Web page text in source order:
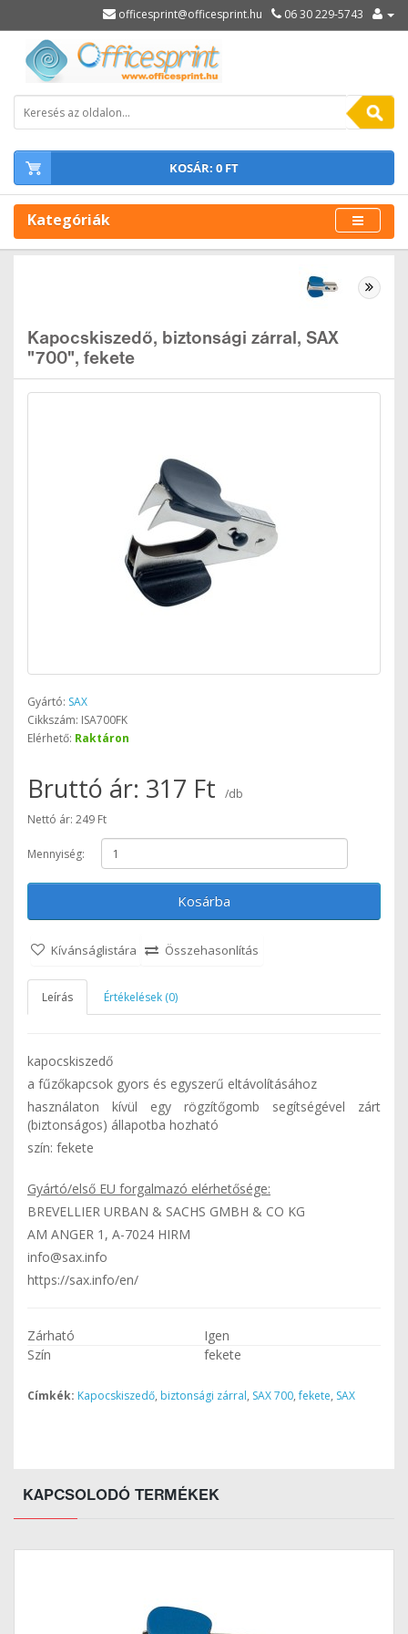
officesprint@officesprint.hu 06 30 229-5743
KOSÁR: 0 FT
Kategóriák
Kapocskiszedő, biztonsági zárral, SAX
"700", fekete
Gyártó: SAX
Cikkszám: ISA700FK
Elérhető: Raktáron
Bruttó ár: 317 Ft
/db
Nettó ár: 249 Ft
Mennyiség:
Kosárba
Kívánságlistára Összehasonlítás
Leírás Értékelések (0)
kapocskiszedő
a fűzőkapcsok gyors és egyszerű eltávolításához
használaton kívül egy rögzítőgomb segítségével zárt
(biztonságos) állapotba hozható
szín: fekete
Gyártó/első EU forgalmazó elérhetősége:
BREVELLIER URBAN & SACHS GMBH & CO KG
AM ANGER 1, A-7024 HIRM
info@sax.info
https://sax.info/en/
Zárható
Igen
Szín
fekete
Címkék: Kapocskiszedő, biztonsági zárral, SAX 700,fekete, SAX
KAPCSOLODÓ TERMÉKEK